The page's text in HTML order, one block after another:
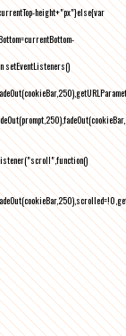
height+"px"}else{var